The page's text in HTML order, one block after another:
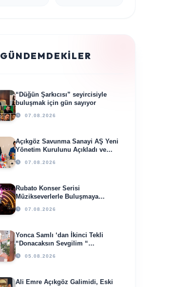
GÜNDEMDEKILER
“Düğün Şarkıcısı” seyircisiyle
buluşmak için gün sayıyor
07.08.2026
Açıkgöz Savunma Sanayi AŞ Yeni
Yönetim Kurulunu Açıkladı ve
Savunma Sanayinde Küresel
Vizyon Vurgusu
07.08.2026
Rubato Konser Serisi
Müzikseverlerle Buluşmaya
Devam Ediyor
07.08.2026
Yonca Samlı ‘dan İkinci Tekli
“Donacaksın Sevgilim “
yayımlandı
05.08.2026
Ali Emre Açıkgöz Galimidi, Eski